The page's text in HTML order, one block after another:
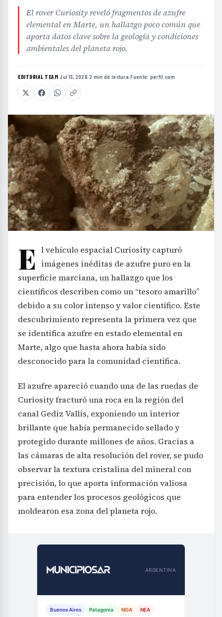
El rover Curiosity reveló fragmentos de azufre
elemental en Marte, un hallazgo poco común que
aporta datos clave sobre la geología y condiciones
ambientales del planeta rojo.
EDITORIAL TEAM·Jul 13, 2026·2 min de lectura·Fuente: perfil.com
E l vehículo espacial Curiosity capturó
imágenes inéditas de azufre puro en la
superficie marciana, un hallazgo que los
científicos describen como un “tesoro amarillo”
debido a su color intenso y valor científico. Este
descubrimiento representa la primera vez que
se identifica azufre en estado elemental en
Marte, algo que hasta ahora había sido
desconocido para la comunidad científica.
El azufre apareció cuando una de las ruedas de
Curiosity fracturó una roca en la región del
canal Gediz Vallis, exponiendo un interior
brillante que había permanecido sellado y
protegido durante millones de años. Gracias a
las cámaras de alta resolución del rover, se pudo
observar la textura cristalina del mineral con
precisión, lo que aporta información valiosa
para entender los procesos geológicos que
moldearon esa zona del planeta rojo.
ARGENTINA
Buenos Aires Patagonia NOA NEA